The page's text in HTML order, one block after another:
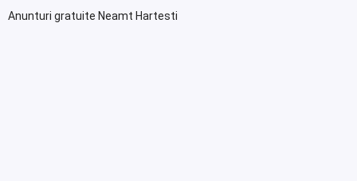
Anunturi gratuite Neamt Hartesti